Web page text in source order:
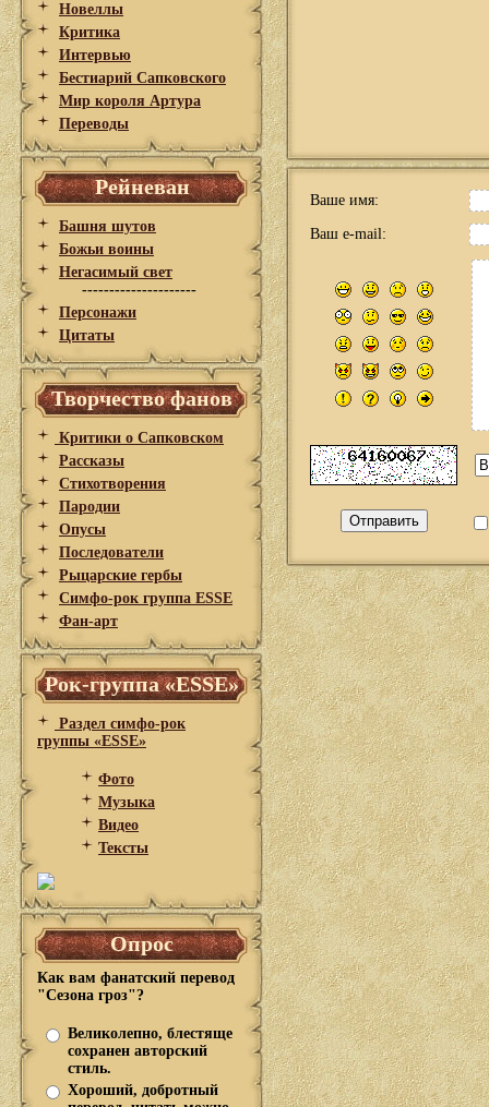
Новеллы
Критика
Интервью
Бестиарий Сапковского
Мир короля Артура
Переводы
Рейневан
Башня шутов
Божьи воины
Негасимый свет
---------------------
Персонажи
Цитаты
Творчество фанов
Критики о Сапковском
Рассказы
Стихотворения
Пародии
Опусы
Последователи
Рыцарские гербы
Симфо-рок группа ESSE
Фан-арт
Рок-группа «ESSE»
Раздел симфо-рок
группы «ESSE»
Фото
Музыка
Видео
Тексты
Опрос
Как вам фанатский перевод
"Сезона гроз"?
Великолепно, блестяще
сохранен авторский
стиль.
Хороший, добротный
Ваше имя:
Ваш e-mail: